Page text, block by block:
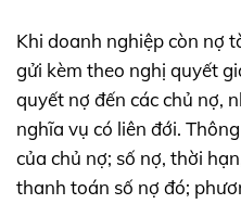
Khi doanh nghiệp còn nợ
gửi kèm theo nghị quyết
quyết nợ đến các chủ nợ,
nghĩa vụ có liên đới.
của chủ nợ; số nợ, thời
thanh toán số nợ đó;